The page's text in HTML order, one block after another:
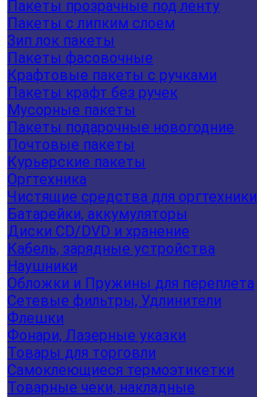
Пакеты прозрачные под ленту
Пакеты с липким слоем
Зип лок пакеты
Пакеты фасовочные
Крафтовые пакеты с ручками
Пакеты крафт без ручек
Мусорные пакеты
Пакеты подарочные новогодние
Почтовые пакеты
Курьерские пакеты
Оргтехника
Чистящие средства для оргтехники
Батарейки, аккумуляторы
Диски CD/DVD и хранение
Кабель, зарядные устройства
Наушники
Обложки и Пружины для переплета
Сетевые фильтры, Удлинители
Флешки
Фонари, Лазерные указки
Товары для торговли
Самоклеющиеся термоэтикетки
Товарные чеки, накладные